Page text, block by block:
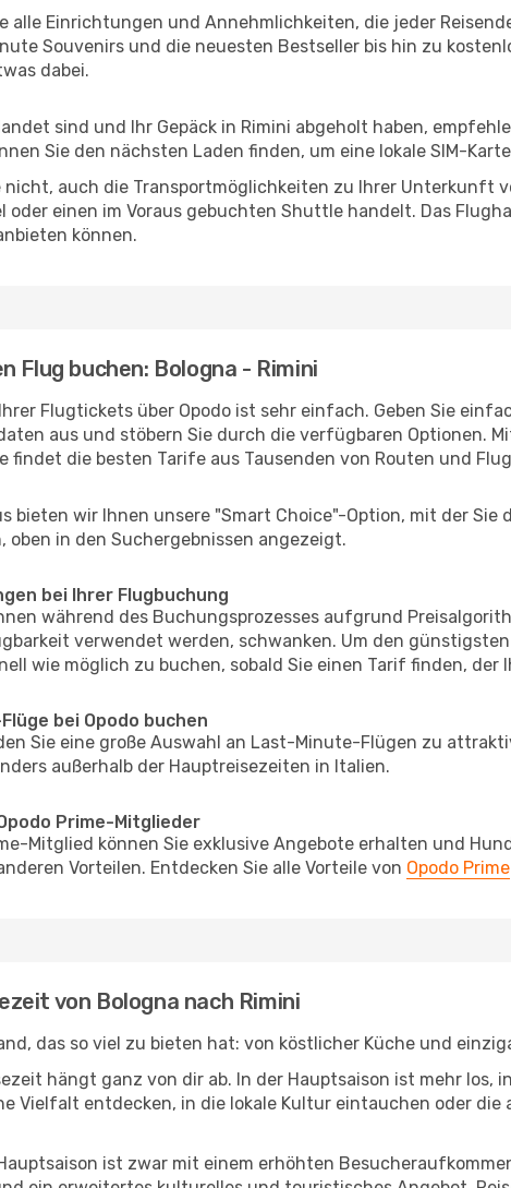
alle Einrichtungen und Annehmlichkeiten, die jeder
Souvenirs und die neuesten Bestseller bis hin zu
dabei.
sind und Ihr Gepäck in Rimini abgeholt haben,
Sie den nächsten Laden finden, um eine lokale SIM-
nicht, auch die Transportmöglichkeiten zu Ihrer Unterkunft
oder einen im Voraus gebuchten Shuttle handelt. Das
können.
Flug buchen: Bologna - Rimini
Flugtickets über Opodo ist sehr einfach. Geben Sie
aus und stöbern Sie durch die verfügbaren Optionen.
findet die besten Tarife aus Tausenden von Routen und
bieten wir Ihnen unsere "Smart Choice"-Option, mit der
oben in den Suchergebnissen angezeigt.
bei Ihrer Flugbuchung
während des Buchungsprozesses aufgrund
verwendet werden, schwanken. Um den
wie möglich zu buchen, sobald Sie einen Tarif finden,
bei Opodo buchen
Sie eine große Auswahl an Last-Minute-Flügen zu
außerhalb der Hauptreisezeiten in Italien.
Prime-Mitglieder
Mitglied können Sie exklusive Angebote erhalten und
Vorteilen. Entdecken Sie alle Vorteile von Opodo Prime
von Bologna nach Rimini
das so viel zu bieten hat: von köstlicher Küche und
hängt ganz von dir ab. In der Hauptsaison ist mehr
Vielfalt entdecken, in die lokale Kultur eintauchen oder
ist zwar mit einem erhöhten